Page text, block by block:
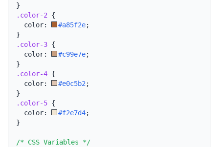
}
.color-2 {
  color:
#a85f2e;
}
.color-3 {
  color:
#c99e7e;
}
.color-4 {
  color:
#e0c5b2 ;
}
.color-5 {
  color:
#f2e7d4;
}
/* CSS Variables */